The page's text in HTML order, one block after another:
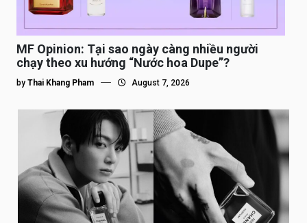
MF Opinion: Tại sao ngày càng nhiều người
chạy theo xu hướng “Nước hoa Dupe”?
by Thai Khang Pham August 7, 2026